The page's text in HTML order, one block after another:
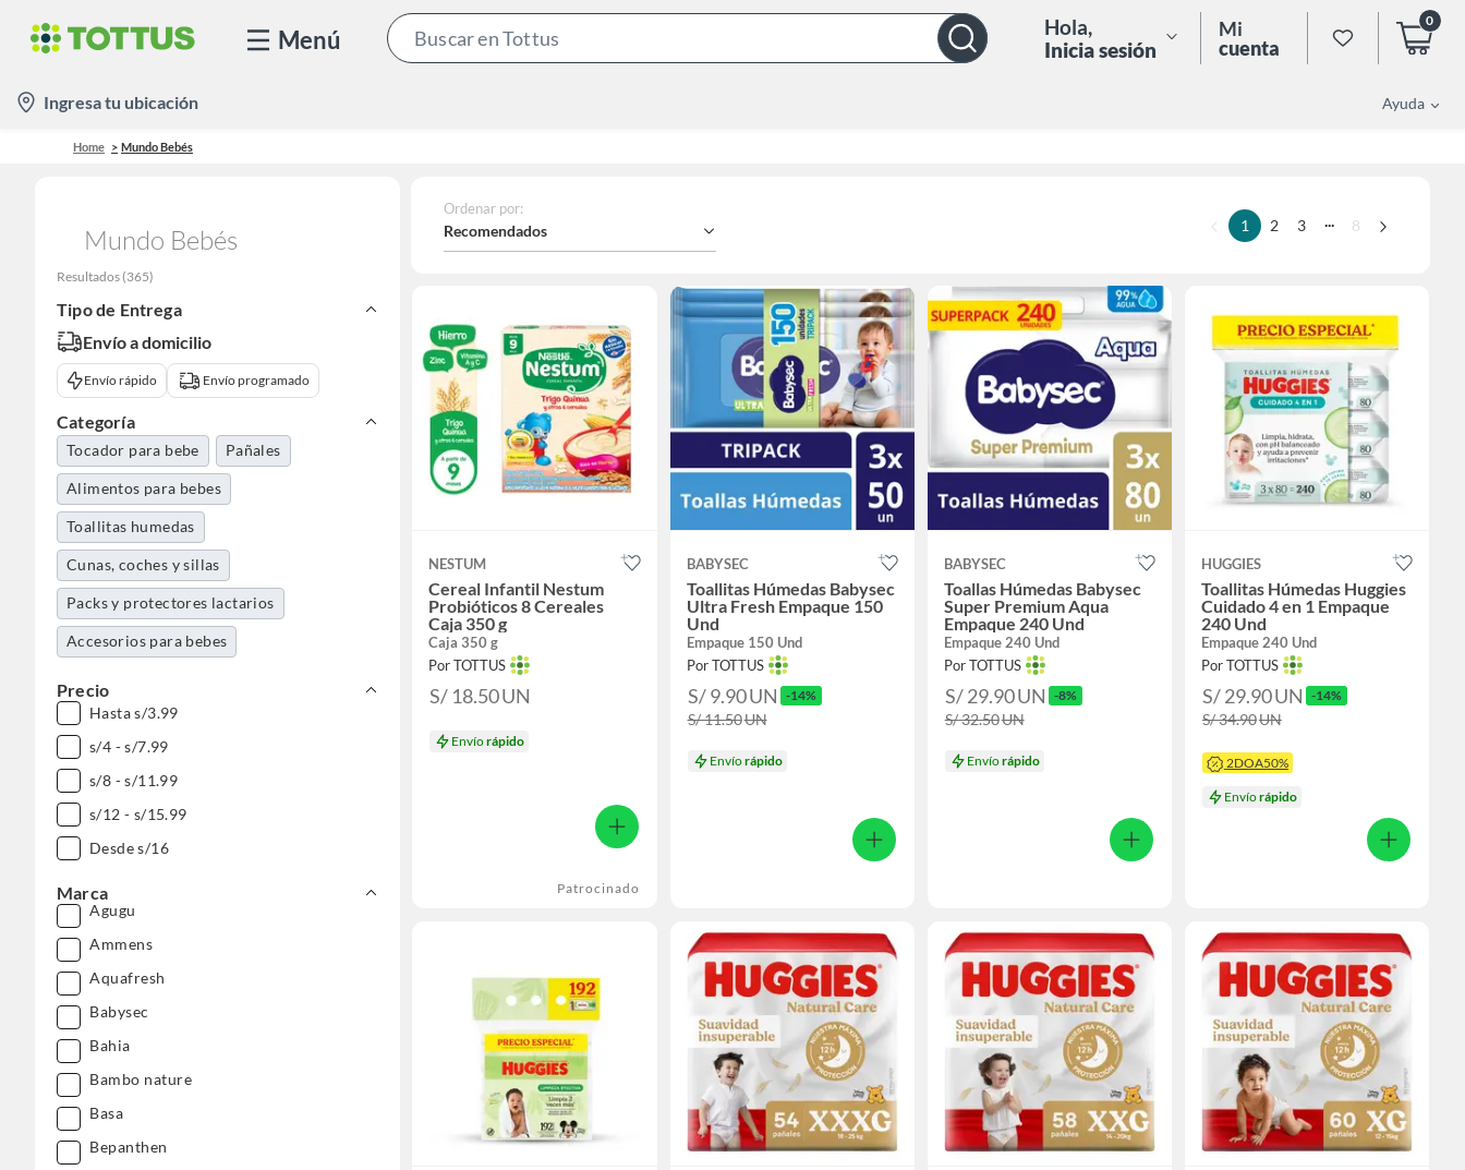
Menú
Bar
Hola,
Inicia sesión
Mi
cuenta
0
location-
icon
Ingresa tu ubicación Ayuda
Home Mundo Bebés
Mundo Bebés
Resultados (365)
Tipo de Entrega
Envío a domicilio
Envío rápido Envío programado
Categoría
Tocador para bebe Pañales
Alimentos para bebes
Toallitas humedas
Cunas, coches y sillas
Packs y protectores lactarios
Accesorios para bebes
Precio
Hasta s/3.99
s/4 - s/7.99
s/8 - s/11.99
s/12 - s/15.99
Desde s/16
Marca
Agugu
Ammens
Aquafresh
Babysec
Bahia
Bambo nature
Basa
Bepanthen
Ordenar por:
Recomendados 1 2 3 ... 8
NESTUM
Cereal Infantil Nestum
Probióticos 8 Cereales
Caja 350 g
Caja 350 g
Por TOTTUS
S/ 18.50UN
Envíorápido
Patrocinado
BABYSEC
Toallitas Húmedas Babysec
Ultra Fresh Empaque 150
Und
Empaque 150 Und
Por TOTTUS
S/ 9.90UN -14%
S/ 11.50UN
Envíorápido
BABYSEC
Toallas Húmedas Babysec
Super Premium Aqua
Empaque 240 Und
Empaque 240 Und
Por TOTTUS
S/ 29.90UN -8%
S/ 32.50UN
Envíorápido
HUGGIES
Toallitas Húmedas Huggies
Cuidado 4 en 1 Empaque
240 Und
Empaque 240 Und
Por TOTTUS
S/ 29.90UN -14%
S/ 34.90UN
2DOA50%
Envíorápido